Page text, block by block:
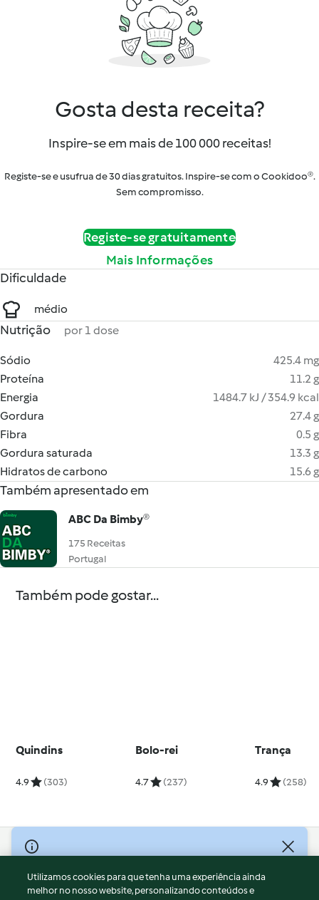
Gosta desta receita?
Inspire-se em mais de 100 000 receitas!
Registe-se e usufrua de 30 dias gratuitos. Inspire-se com o Cookidoo®.
Sem compromisso.
Registe-se gratuitamente
Mais Informações
Dificuldade
médio
Nutrição por 1 dose
Sódio
425.4 mg
Proteína
11.2 g
Energia
1484.7 kJ / 354.9 kcal
Gordura
27.4 g
Fibra
0.5 g
Gordura saturada
13.3 g
Hidratos de carbono
15.6 g
Também apresentado em
ABC Da Bimby®
175 Receitas
Portugal
Também pode gostar...
Quindins
4.9 (303)
Bolo-rei
4.7 (237)
Trança
4.9 (258)
© Copyright 2026
Termos de Utilização
Utilizamos cookies para que tenha uma experiência ainda
melhor no nosso website, personalizando conteúdos e